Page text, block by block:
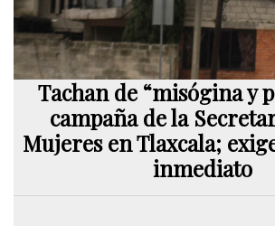
Tachan de “misógina y
campaña de la
Mujeres en Tlaxcala;
inmediato